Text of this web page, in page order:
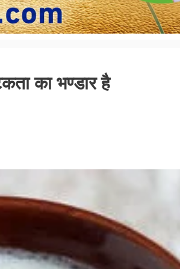
का भण्डार है